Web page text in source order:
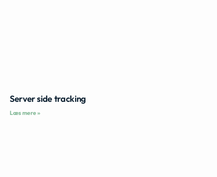
Server side tracking
Læs mere »